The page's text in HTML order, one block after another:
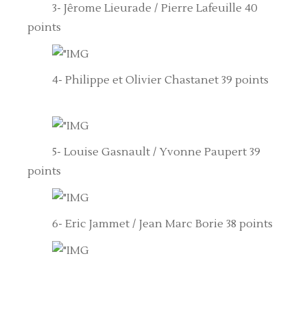
3- Jêrome Lieurade / Pierre Lafeuille 40
points
4- Philippe et Olivier Chastanet 39 points
5- Louise Gasnault / Yvonne Paupert 39
points
6- Eric Jammet / Jean Marc Borie 38 points